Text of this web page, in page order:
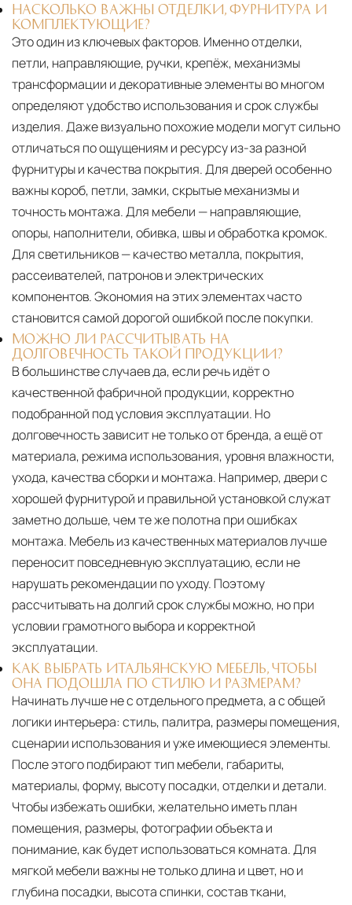
НАСКОЛЬКО ВАЖНЫ ОТДЕЛКИ, ФУРНИТУРА И
КОМПЛЕКТУЮЩИЕ?
Это один из ключевых факторов. Именно отделки,
петли, направляющие, ручки, крепёж, механизмы
трансформации и декоративные элементы во многом
определяют удобство использования и срок службы
изделия. Даже визуально похожие модели могут сильно
отличаться по ощущениям и ресурсу из-за разной
фурнитуры и качества покрытия. Для дверей особенно
важны короб, петли, замки, скрытые механизмы и
точность монтажа. Для мебели — направляющие,
опоры, наполнители, обивка, швы и обработка кромок.
Для светильников — качество металла, покрытия,
рассеивателей, патронов и электрических
компонентов. Экономия на этих элементах часто
становится самой дорогой ошибкой после покупки.
МОЖНО ЛИ РАССЧИТЫВАТЬ НА
ДОЛГОВЕЧНОСТЬ ТАКОЙ ПРОДУКЦИИ?
В большинстве случаев да, если речь идёт о
качественной фабричной продукции, корректно
подобранной под условия эксплуатации. Но
долговечность зависит не только от бренда, а ещё от
материала, режима использования, уровня влажности,
ухода, качества сборки и монтажа. Например, двери с
хорошей фурнитурой и правильной установкой служат
заметно дольше, чем те же полотна при ошибках
монтажа. Мебель из качественных материалов лучше
переносит повседневную эксплуатацию, если не
нарушать рекомендации по уходу. Поэтому
рассчитывать на долгий срок службы можно, но при
условии грамотного выбора и корректной
эксплуатации.
КАК ВЫБРАТЬ ИТАЛЬЯНСКУЮ МЕБЕЛЬ, ЧТОБЫ
ОНА ПОДОШЛА ПО СТИЛЮ И РАЗМЕРАМ?
Начинать лучше не с отдельного предмета, а с общей
логики интерьера: стиль, палитра, размеры помещения,
сценарии использования и уже имеющиеся элементы.
После этого подбирают тип мебели, габариты,
материалы, форму, высоту посадки, отделки и детали.
Чтобы избежать ошибки, желательно иметь план
помещения, размеры, фотографии объекта и
понимание, как будет использоваться комната. Для
мягкой мебели важны не только длина и цвет, но и
глубина посадки, высота спинки, состав ткани,